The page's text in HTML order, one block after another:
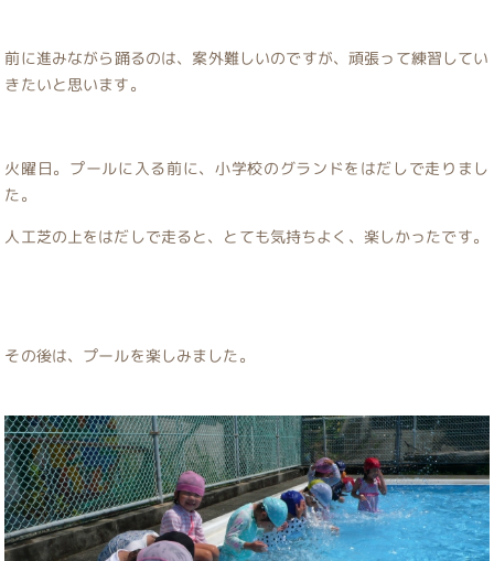
前に進みながら踊るのは、案外難しいのですが、頑張って練習してい
きたいと思います。
火曜日。プールに入る前に、小学校のグランドをはだしで走りまし
た。
人工芝の上をはだしで走ると、とても気持ちよく、楽しかったです。
その後は、プールを楽しみました。